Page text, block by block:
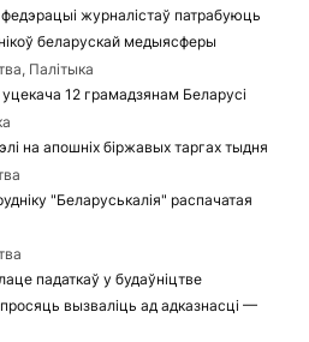
журналістаў патрабуюць
беларускай медыясферы
Палітыка
уцекача 12 грамадзянам Беларусі
на апошніх біржавых таргах тыдня
"Беларуськалія" распачатая
падаткаў у будаўніцтве
вызваліць ад адказнасці —